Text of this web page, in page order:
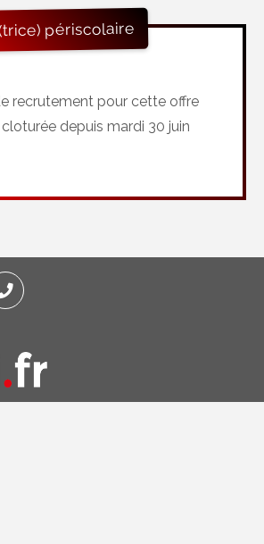
périscolaire
recrutement pour cette offre
depuis mardi 30 juin